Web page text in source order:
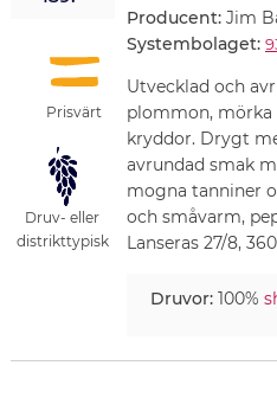
Prisvärt
Druv- eller
distrikttypisk
Producent: Jim
Systembolaget:
Utvecklad och
plommon, mörka
kryddor. Drygt
avrundad smak
mogna tanniner
och småvarm,
Lanseras 27/8,
Druvor:100%